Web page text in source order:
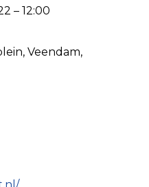
– 12:00
Veendam,